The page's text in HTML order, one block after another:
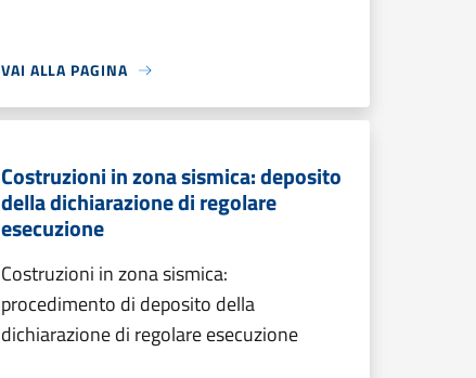
VAI ALLA PAGINA
Costruzioni in zona sismica: deposito
della dichiarazione di regolare
esecuzione
Costruzioni in zona sismica:
procedimento di deposito della
dichiarazione di regolare esecuzione